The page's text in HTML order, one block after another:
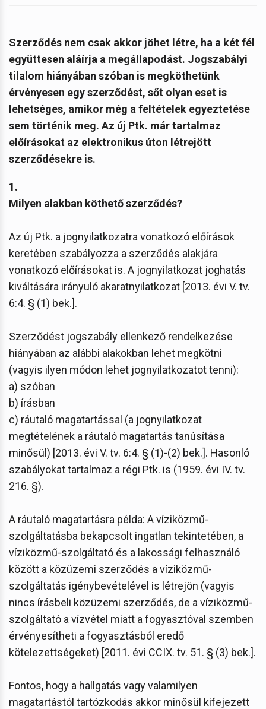
Szerződés nem csak akkor jöhet létre, ha a két fél
együttesen aláírja a megállapodást. Jogszabályi
tilalom hiányában szóban is megköthetünk
érvényesen egy szerződést, sőt olyan eset is
lehetséges, amikor még a feltételek egyeztetése
sem történik meg. Az új Ptk. már tartalmaz
előírásokat az elektronikus úton létrejött
szerződésekre is.
1.
Milyen alakban köthető szerződés?
Az új Ptk. a jognyilatkozatra vonatkozó előírások
keretében szabályozza a szerződés alakjára
vonatkozó előírásokat is. A jognyilatkozat joghatás
kiváltására irányuló akaratnyilatkozat [2013. évi V. tv.
6:4. § (1) bek.].
Szerződést jogszabály ellenkező rendelkezése
hiányában az alábbi alakokban lehet megkötni
(vagyis ilyen módon lehet jognyilatkozatot tenni):
a) szóban
b) írásban
c) ráutaló magatartással (a jognyilatkozat
megtételének a ráutaló magatartás tanúsítása
minősül) [2013. évi V. tv. 6:4. § (1)-(2) bek.]. Hasonló
szabályokat tartalmaz a régi Ptk. is (1959. évi IV. tv.
216. §).
A ráutaló magatartásra példa: A víziközmű-
szolgáltatásba bekapcsolt ingatlan tekintetében, a
víziközmű-szolgáltató és a lakossági felhasználó
között a közüzemi szerződés a víziközmű-
szolgáltatás igénybevételével is létrejön (vagyis
nincs írásbeli közüzemi szerződés, de a víziközmű-
szolgáltató a vízvétel miatt a fogyasztóval szemben
érvényesítheti a fogyasztásból eredő
kötelezettségeket) [2011. évi CCIX. tv. 51. § (3) bek.].
Fontos, hogy a hallgatás vagy valamilyen
magatartástól tartózkodás akkor minősül kifejezett